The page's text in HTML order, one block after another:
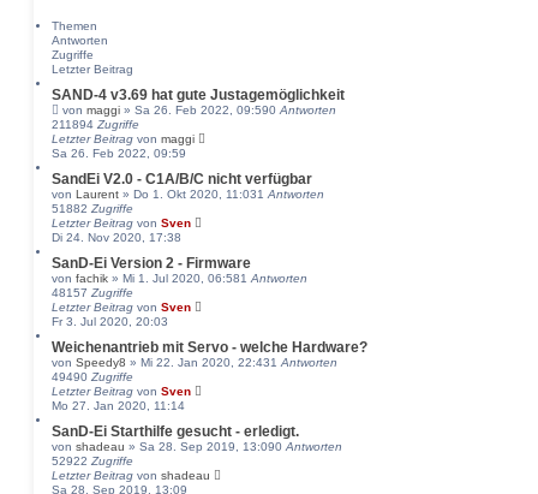
Themen
Antworten
Zugriffe
Letzter Beitrag
SAND-4 v3.69 hat gute Justagemöglichkeit
von maggi » Sa 26. Feb 2022, 09:590 Antworten
211894 Zugriffe
Letzter Beitrag von maggi
Sa 26. Feb 2022, 09:59
SandEi V2.0 - C1A/B/C nicht verfügbar
von Laurent » Do 1. Okt 2020, 11:031 Antworten
51882 Zugriffe
Letzter Beitrag von Sven
Di 24. Nov 2020, 17:38
SanD-Ei Version 2 - Firmware
von fachik » Mi 1. Jul 2020, 06:581 Antworten
48157 Zugriffe
Letzter Beitrag von Sven
Fr 3. Jul 2020, 20:03
Weichenantrieb mit Servo - welche Hardware?
von Speedy8 » Mi 22. Jan 2020, 22:431 Antworten
49490 Zugriffe
Letzter Beitrag von Sven
Mo 27. Jan 2020, 11:14
SanD-Ei Starthilfe gesucht - erledigt.
von shadeau » Sa 28. Sep 2019, 13:090 Antworten
52922 Zugriffe
Letzter Beitrag von shadeau
Sa 28. Sep 2019, 13:09